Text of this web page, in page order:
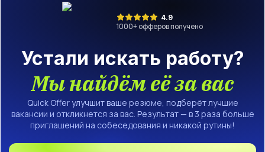
4.9
1000+ офферов получено
Устали искать работу?
Мы найдём её за вас
Quick Offer улучшит ваше резюме, подберёт лучшие
вакансии и откликнется за вас. Результат — в 3 раза больше
приглашений на собеседования и никакой рутины!